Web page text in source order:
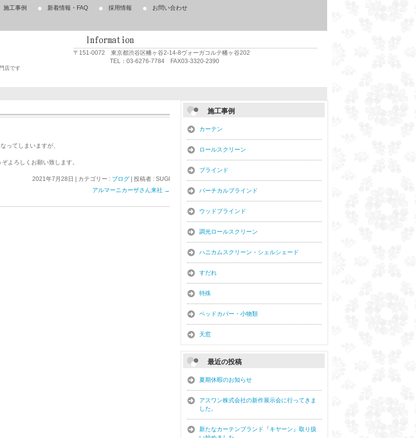
店です
〒151-0072 東京都渋谷区幡ヶ谷2-14-8ヴォーガコルテ幡ヶ谷202
TEL：03-6276-7784 FAX03-3320-2390
施工事例 新着情報・FAQ 採用情報 お問い合わせ
ってしまいますが、
よろしくお願い致します。
2021年7月28日 カテゴリー : ブログ
投稿者 : SUGI
アルマーニカーザさん来社 →
施工事例
カーテン
ロールスクリーン
ブラインド
バーチカルブラインド
ウッドブラインド
調光ロールスクリーン
ハニカムスクリーン・シェルシェード
すだれ
特殊
ベッドカバー・小物類
天窓
最近の投稿
夏期休暇のお知らせ
アスワン株式会社の新作展示会に行ってきま
した。
新たなカーテンブランド『キヤーン』取り扱